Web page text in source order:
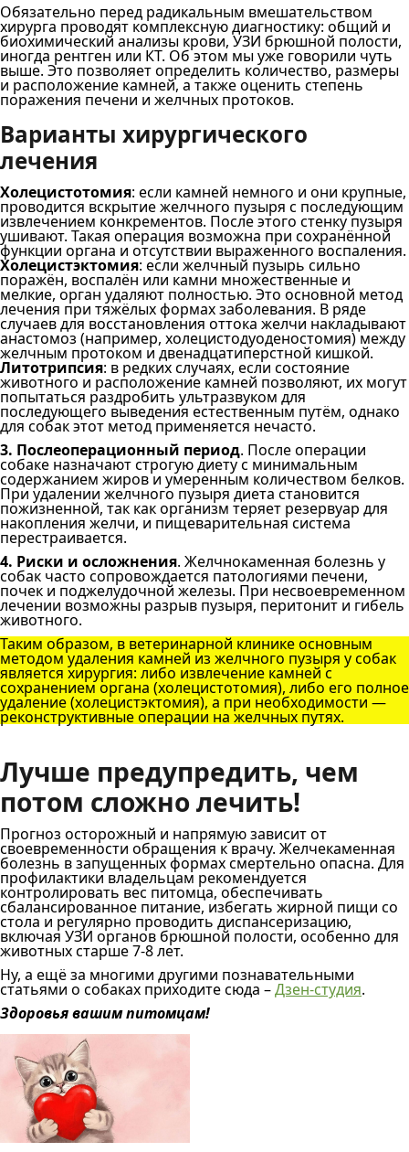
Обязательно перед радикальным вмешательством
хирурга проводят комплексную диагностику: общий и
биохимический анализы крови, УЗИ брюшной полости,
иногда рентген или КТ. Об этом мы уже говорили чуть
выше. Это позволяет определить количество, размеры
и расположение камней, а также оценить степень
поражения печени и желчных протоков.
Варианты хирургического
лечения
Холецистотомия: если камней немного и они крупные,
проводится вскрытие желчного пузыря с последующим
извлечением конкрементов. После этого стенку пузыря
ушивают. Такая операция возможна при сохранённой
функции органа и отсутствии выраженного воспаления.
Холецистэктомия: если желчный пузырь сильно
поражён, воспалён или камни множественные и
мелкие, орган удаляют полностью. Это основной метод
лечения при тяжёлых формах заболевания. В ряде
случаев для восстановления оттока желчи накладывают
анастомоз (например, холецистодуоденостомия) между
желчным протоком и двенадцатиперстной кишкой.
Литотрипсия: в редких случаях, если состояние
животного и расположение камней позволяют, их могут
попытаться раздробить ультразвуком для
последующего выведения естественным путём, однако
для собак этот метод применяется нечасто.
3. Послеоперационный период. После операции
собаке назначают строгую диету с минимальным
содержанием жиров и умеренным количеством белков.
При удалении желчного пузыря диета становится
пожизненной, так как организм теряет резервуар для
накопления желчи, и пищеварительная система
перестраивается.
4. Риски и осложнения. Желчнокаменная болезнь у
собак часто сопровождается патологиями печени,
почек и поджелудочной железы. При несвоевременном
лечении возможны разрыв пузыря, перитонит и гибель
животного.
Таким образом, в ветеринарной клинике основным
методом удаления камней из желчного пузыря у собак
является хирургия: либо извлечение камней с
сохранением органа (холецистотомия), либо его полное
удаление (холецистэктомия), а при необходимости —
реконструктивные операции на желчных путях.
Лучше предупредить, чем
потом сложно лечить!
Прогноз осторожный и напрямую зависит от
своевременности обращения к врачу. Желчекаменная
болезнь в запущенных формах смертельно опасна. Для
профилактики владельцам рекомендуется
контролировать вес питомца, обеспечивать
сбалансированное питание, избегать жирной пищи со
стола и регулярно проводить диспансеризацию,
включая УЗИ органов брюшной полости, особенно для
животных старше 7-8 лет.
Ну, а ещё за многими другими познавательными
статьями о собаках приходите сюда –Дзен-студия.
Здоровья вашим питомцам!